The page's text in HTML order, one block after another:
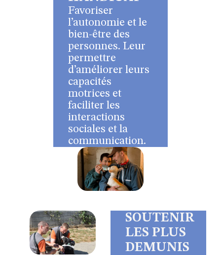
Favoriser
l’autonomie et le
bien-être des
personnes. Leur
permettre
d’améliorer leurs
capacités
motrices et
faciliter les
interactions
sociales et la
communication.
SOUTENIR
LES PLUS
DEMUNIS